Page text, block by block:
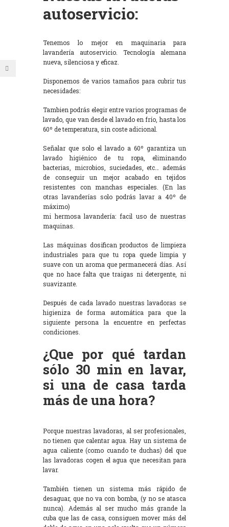
autoservicio:
Tenemos lo mejor en maquinaria para
lavandería autoservicio. Tecnología alemana
nueva, silenciosa y eficaz.
Disponemos de varios tamaños para cubrir tus
necesidades:
Tambien podrás elegir entre varios programas de
lavado, que van desde el lavado en frío, hasta los
60º de temperatura, sin coste adicional.
Señalar que solo el lavado a 60º garantiza un
lavado higiénico de tu ropa, eliminando
bacterias, microbios, suciedades, etc… además
de conseguir un mejor acabado en tejidos
resistentes con manchas especiales. (En las
otras lavanderías solo podrás lavar a 40º de
máximo)
mi hermosa lavandería: facil uso de nuestras
maquinas.
Las máquinas dosifican productos de limpieza
industriales para que tu ropa quede limpia y
suave con un aroma que permanecerá días. Así
que no hace falta que traigas ni detergente, ni
suavizante.
Después de cada lavado nuestras lavadoras se
higieniza de forma automática para que la
siguiente persona la encuentre en perfectas
condiciones.
¿Que por qué tardan
sólo 30 min en lavar,
si una de casa tarda
más de una hora?
Porque nuestras lavadoras, al ser profesionales,
no tienen que calentar agua. Hay un sistema de
agua caliente (como cuando te duchas) del que
las lavadoras cogen el agua que necesitan para
lavar.
También tienen un sistema más rápido de
desaguar, que no va con bomba, (y no se atasca
nunca). Además al ser mucho más grande la
cuba que las de casa, consiguen mover más del